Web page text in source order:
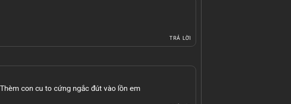
TRẢ LỜI
con cu to cứng ngắc đút vào lồn em